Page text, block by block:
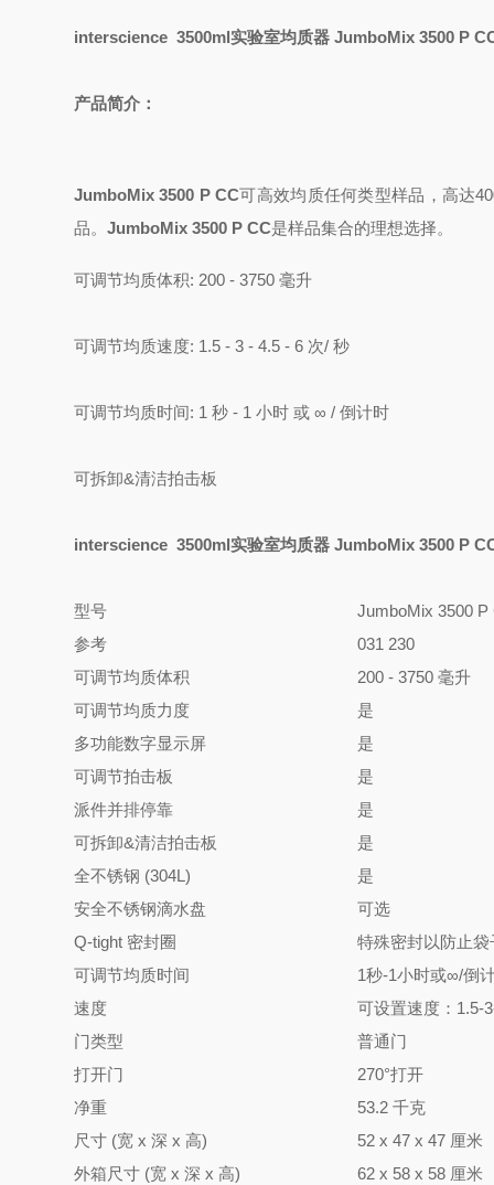
interscience 3500ml实验室均质器 JumboMix 3500 P
产品简介：
JumboMix 3500 P CC可高效均质任何类型样品，高达
品。JumboMix 3500 P CC是样品集合的理想选择。
可调节均质体积: 200 - 3750 毫升
可调节均质速度: 1.5 - 3 - 4.5 - 6 次/ 秒
可调节均质时间: 1 秒 - 1 小时 或 ∞ / 倒计时
可拆卸&清洁拍击板
interscience 3500ml实验室均质器 JumboMix 3500 P
型号
JumboMix 3500 P
参考
031 230
可调节均质体积
200 - 3750 毫升
可调节均质力度
是
多功能数字显示屏
是
可调节拍击板
是
派件并排停靠
是
可拆卸&清洁拍击板
是
全不锈钢 (304L)
是
安全不锈钢滴水盘
可选
Q-tight 密封圈
特殊密封以防止
可调节均质时间
1秒-1小时或∞/倒
速度
可设置速度：1.5-
门类型
普通门
打开门
270°打开
净重
53.2 千克
尺寸 (宽 x 深 x 高)
52 x 47 x 47 厘米
外箱尺寸 (宽 x 深 x 高)
62 x 58 x 58 厘米